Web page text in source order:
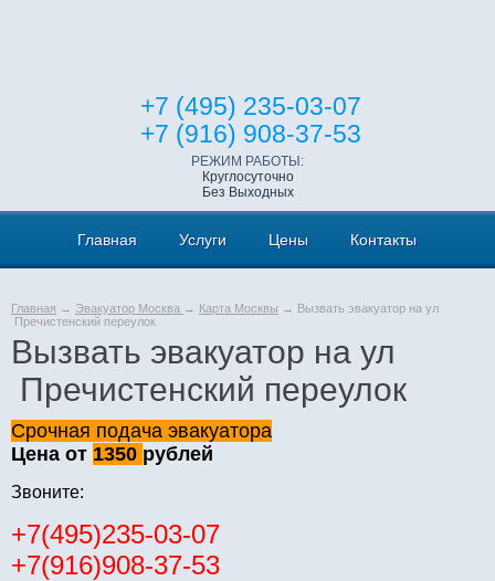
+7 (495) 235-03-07
+7 (916) 908-37-53
РЕЖИМ РАБОТЫ:
Круглосуточно
Без Выходных
Главная Услуги Цены Контакты
Главная → Эвакуатор Москва → Карта Москвы → Вызвать эвакуатор на ул
Пречистенский переулок
Вызвать эвакуатор на ул
Пречистенский переулок
Срочная подача эвакуатора
Цена от 1350 рублей
Звоните:
+7(495)235-03-07
+7(916)908-37-53